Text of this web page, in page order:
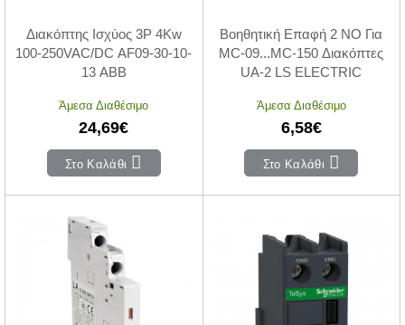
Διακόπτης Ισχύος 3P 4Kw
100-250VAC/DC AF09-30-10-
13 ABB
Άμεσα Διαθέσιμο
24,69€
Στο Καλάθι
Βοηθητική Επαφή 2 NO Για
MC-09...MC-150 Διακόπτες
UA-2 LS ELECTRIC
Άμεσα Διαθέσιμο
6,58€
Στο Καλάθι